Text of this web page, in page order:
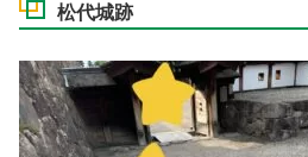
松代城跡